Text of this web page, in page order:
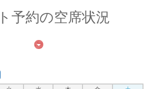
予約の空席状況